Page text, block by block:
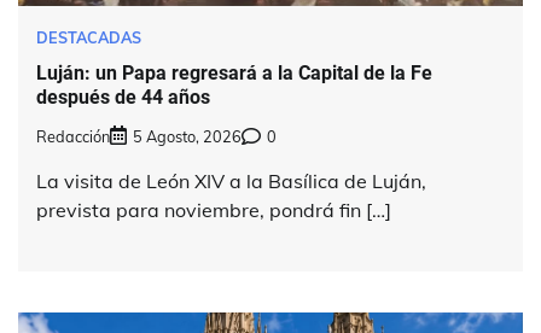
DESTACADAS
Luján: un Papa regresará a la Capital de la Fe
después de 44 años
Redacción 5 Agosto, 2026 0
La visita de León XIV a la Basílica de Luján,
prevista para noviembre, pondrá fin […]